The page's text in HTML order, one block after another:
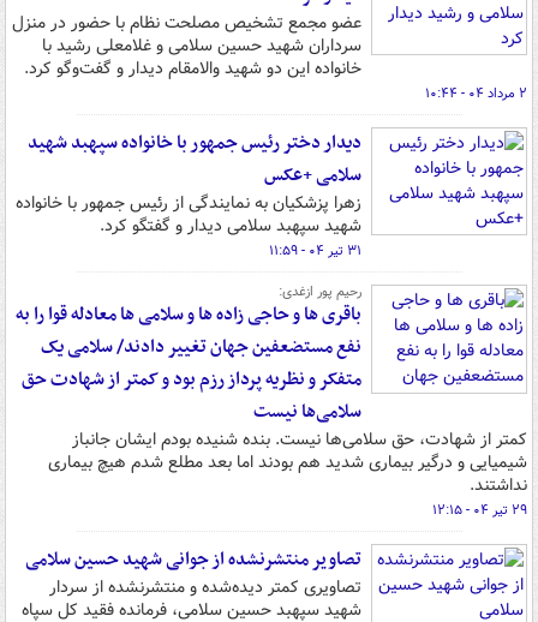
عضو مجمع تشخیص مصلحت نظام با حضور در منزل
سرداران شهید حسین سلامی و غلامعلی رشید با
خانواده این دو شهید والامقام دیدار و گفت‌وگو کرد.
۲ مرداد ۰۴ - ۱۰:۴۴
دیدار دختر رئیس جمهور با خانواده سپهبد شهید
سلامی +عکس
زهرا پزشکیان به نمایندگی از رئیس جمهور با خانواده
شهید سپهبد سلامی دیدار و گفتگو کرد.
۳۱ تیر ۰۴ - ۱۱:۵۹
رحیم پور ازغدی:
باقری ها و حاجی زاده ها و سلامی ها معادله قوا را به
نفع مستضعفین جهان تغییر دادند/ سلامی یک
متفکر و نظریه پرداز رزم بود و کمتر از شهادت حق
سلامی‌ها نیست
کمتر از شهادت، حق سلامی‌ها نیست. بنده شنیده بودم ایشان جانباز
شیمیایی و درگیر بیماری شدید هم بودند اما بعد مطلع شدم هیچ بیماری
نداشتند.
۲۹ تیر ۰۴ - ۱۲:۱۵
تصاویر منتشرنشده از جوانی شهید حسین سلامی
تصاویری کمتر دیده‌شده و منتشرنشده از سردار
شهید سپهبد حسین سلامی، فرمانده فقید کل سپاه